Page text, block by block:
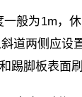
般为1m，
道两侧应设
踢脚板表面